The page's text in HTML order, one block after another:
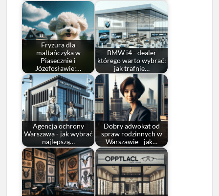
Fryzura dla
maltańczyka w
Piasecznie i
Józefosławie:…
BMW i4 - dealer
którego warto wybrać:
jak trafnie…
Agencja ochrony
Warszawa - jak wybrać
najlepszą…
Dobry adwokat od
spraw rodzinnych w
Warszawie - jak…